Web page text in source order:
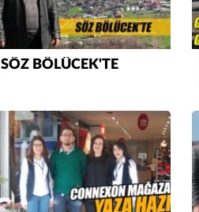
SÖZ BÖLÜCEK'TE